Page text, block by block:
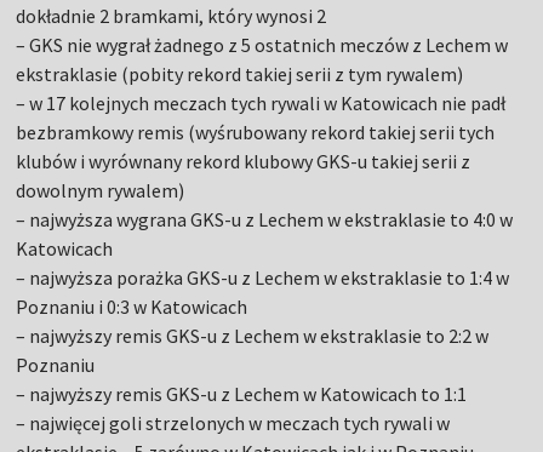
dokładnie 2 bramkami, który wynosi 2
– GKS nie wygrał żadnego z 5 ostatnich meczów z Lechem w
ekstraklasie (pobity rekord takiej serii z tym rywalem)
– w 17 kolejnych meczach tych rywali w Katowicach nie padł
bezbramkowy remis (wyśrubowany rekord takiej serii tych
klubów i wyrównany rekord klubowy GKS-u takiej serii z
dowolnym rywalem)
– najwyższa wygrana GKS-u z Lechem w ekstraklasie to 4:0 w
Katowicach
– najwyższa porażka GKS-u z Lechem w ekstraklasie to 1:4 w
Poznaniu i 0:3 w Katowicach
– najwyższy remis GKS-u z Lechem w ekstraklasie to 2:2 w
Poznaniu
– najwyższy remis GKS-u z Lechem w Katowicach to 1:1
– najwięcej goli strzelonych w meczach tych rywali w